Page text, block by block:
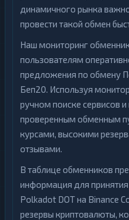
динамичного рынка
провести такой обмен
Наш мониторинг
пользователям
предложения по обмену
Беп20. Используя
ручном поиске сервисов
проверенным обменным
курсами, высокими
отзывами.
В таблице обменников
информация для
Polkadot DOT на Binance
резервы криптовалюты,